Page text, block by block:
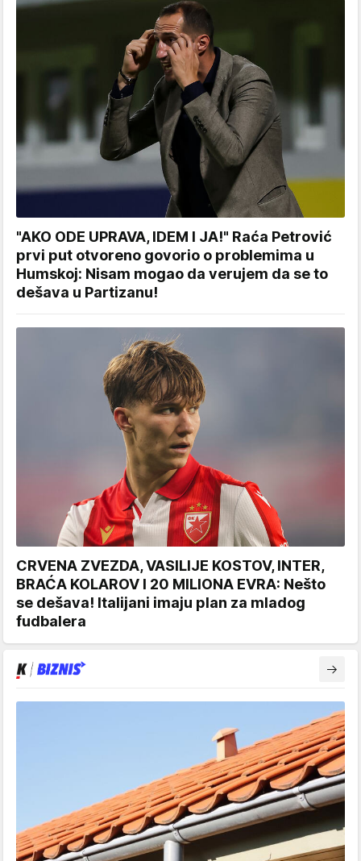
"AKO ODE UPRAVA, IDEM I JA!" Raća Petrović
prvi put otvoreno govorio o problemima u
Humskoj: Nisam mogao da verujem da se to
dešava u Partizanu!
CRVENA ZVEZDA, VASILIJE KOSTOV, INTER,
BRAĆA KOLAROV I 20 MILIONA EVRA: Nešto
se dešava! Italijani imaju plan za mladog
fudbalera